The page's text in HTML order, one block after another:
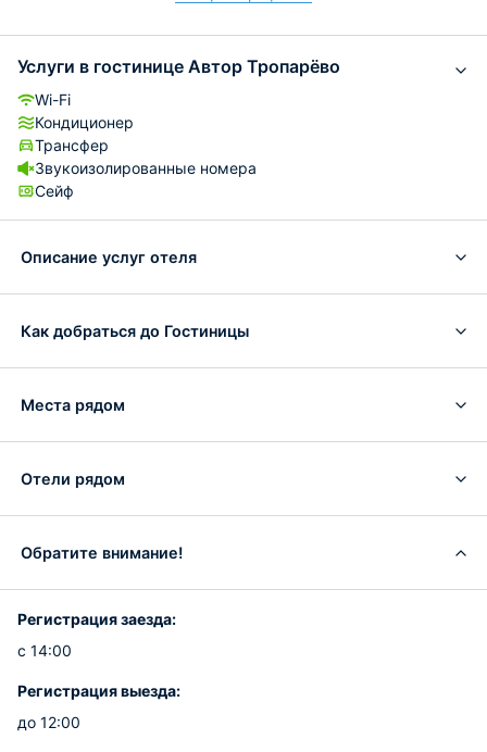
Услуги в гостинице Автор Тропарёво
Wi-Fi
Кондиционер
Трансфер
Звукоизолированные номера
Сейф
Описание услуг отеля
Как добраться до Гостиницы
Места рядом
Отели рядом
Обратите внимание!
Регистрация заезда:
с 14:00
Регистрация выезда:
до 12:00